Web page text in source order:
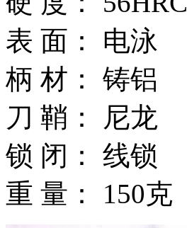
表 面： 电泳
柄 材： 铸铝
刀 鞘： 尼龙
锁 闭： 线锁
重 量： 150克